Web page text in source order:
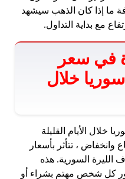
ما إذا كان الذهب سيشهد
مع بداية التداول.
في سعر
خلال
الأيام القليلة
وانخفاض ، تتأثر بأسعار
الليرة السورية. هذه
كل شخص مهتم بشراء أو